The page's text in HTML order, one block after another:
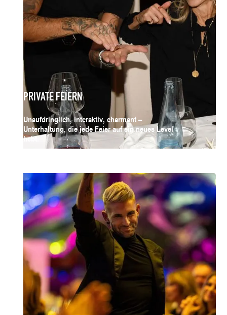
PRIVATE FEIERN
Unaufdringlich, interaktiv, charmant –
Unterhaltung, die jede Feier auf ein neues Level
hebt.